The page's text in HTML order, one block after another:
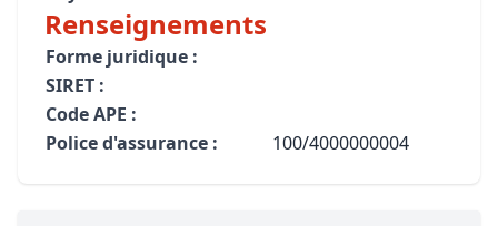
Renseignements
Forme juridique :
SIRET :
Code APE :
Police d'assurance :
100/4000000004